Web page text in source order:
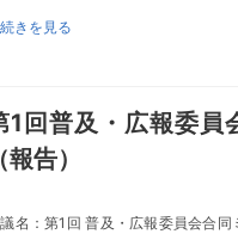
続きを見る
1回普及・広報委員
報告）
名：第1回 普及・広報委員会合